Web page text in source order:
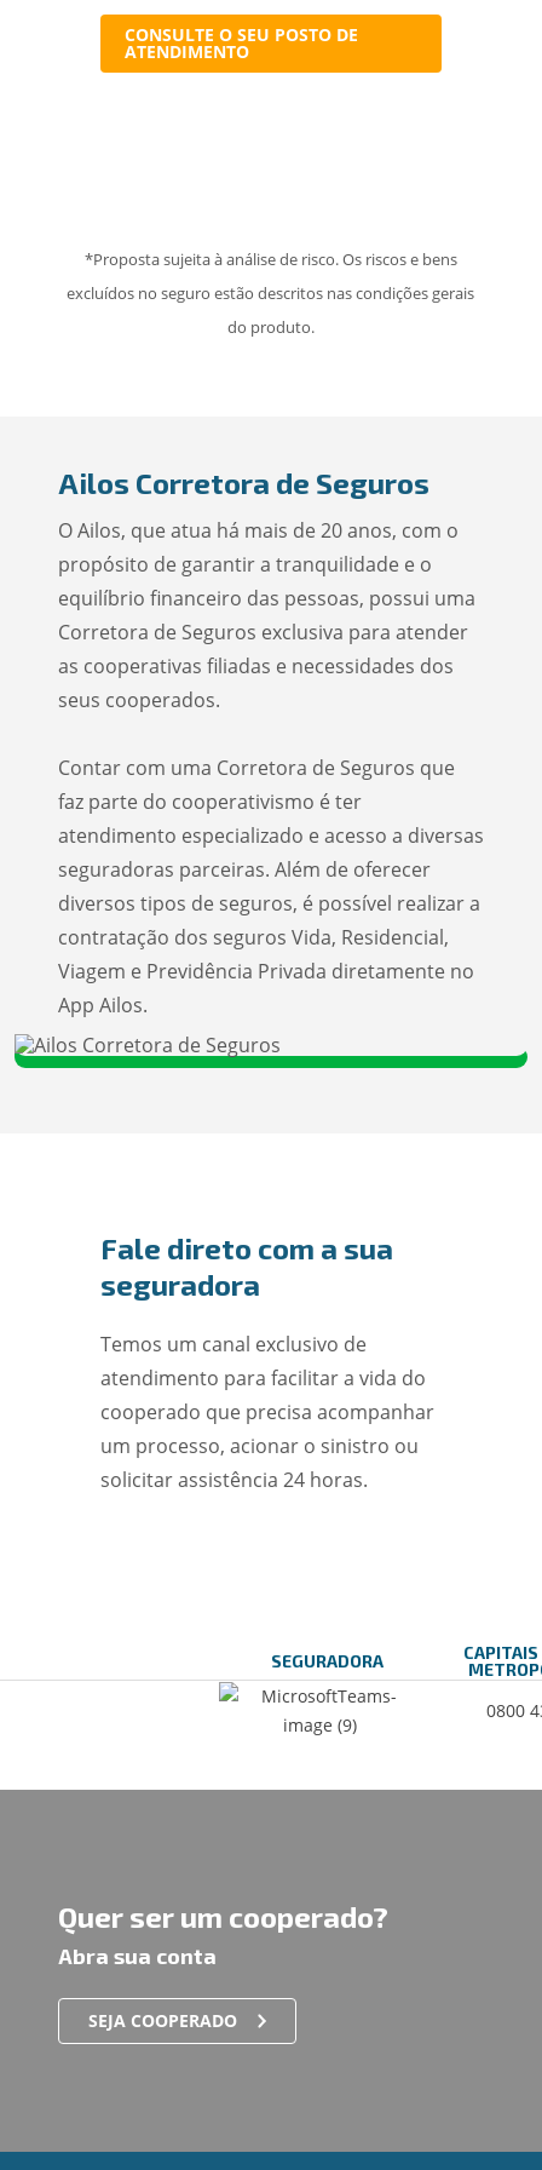
CONSULTE O SEU POSTO DE
ATENDIMENTO
*Proposta sujeita à análise de risco. Os riscos e bens
excluídos no seguro estão descritos nas condições gerais
do produto.
Ailos Corretora de Seguros
O Ailos, que atua há mais de 20 anos, com o
propósito de garantir a tranquilidade e o
equilíbrio financeiro das pessoas, possui uma
Corretora de Seguros exclusiva para atender
as cooperativas filiadas e necessidades dos
seus cooperados.
Contar com uma Corretora de Seguros que
faz parte do cooperativismo é ter
atendimento especializado e acesso a diversas
seguradoras parceiras. Além de oferecer
diversos tipos de seguros, é possível realizar a
contratação dos seguros Vida, Residencial,
Viagem e Previdência Privada diretamente no
App Ailos.
Fale direto com a sua
seguradora
Temos um canal exclusivo de
atendimento para facilitar a vida do
cooperado que precisa acompanhar
um processo, acionar o sinistro ou
solicitar assistência 24 horas.
SEGURADORA
CAPITAIS
0800
Quer ser um cooperado?
Abra sua conta
SEJA COOPERADO